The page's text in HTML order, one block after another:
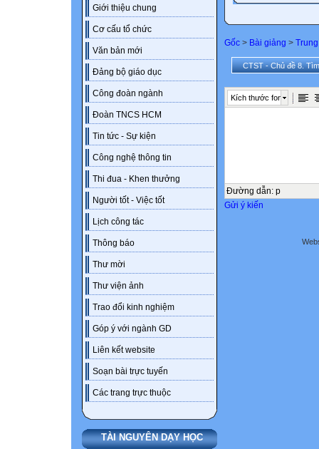
Giới thiệu chung
Cơ cấu tổ chức
Văn bản mới
Đảng bộ giáo dục
Công đoàn ngành
Đoàn TNCS HCM
Tin tức - Sự kiện
Công nghệ thông tin
Thi đua - Khen thưởng
Người tốt - Việc tốt
Lịch công tác
Thông báo
Thư mời
Thư viện ảnh
Trao đổi kinh nghiệm
Góp ý với ngành GD
Liên kết website
Soạn bài trực tuyến
Các trang trực thuộc
TÀI NGUYÊN DẠY HỌC
Gốc > Bài giảng >
CTST - Chủ đề 8.
Kích thước font
Đường dẫn: p
Gửi ý kiến